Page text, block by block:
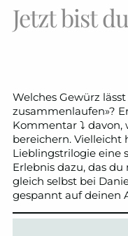
Jetzt bist
Welches Gewürz
zusammenlaufen»?
Kommentar ⤵️ davon,
bereichern. Vielleicht
Lieblingstrilogie eine
Erlebnis dazu, das
gleich selbst bei
gespannt auf deinen